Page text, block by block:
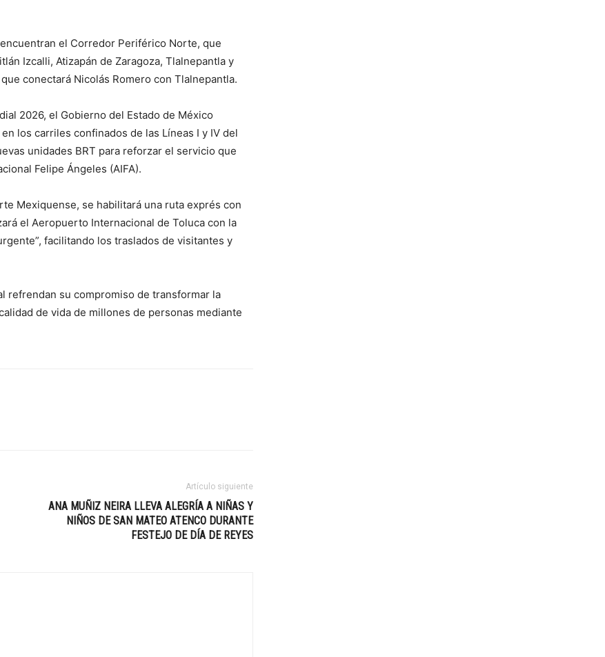
el Corredor Periférico Norte, que
Izcalli, Atizapán de Zaragoza, Tlalnepantla y
conectará Nicolás Romero con Tlalnepantla.
2026, el Gobierno del Estado de México
los carriles confinados de las Líneas I y IV del
unidades BRT para reforzar el servicio que
Felipe Ángeles (AIFA).
Mexiquense, se habilitará una ruta exprés con
el Aeropuerto Internacional de Toluca con la
facilitando los traslados de visitantes y
refrendan su compromiso de transformar la
de vida de millones de personas mediante
Artículo siguiente
ANA MUÑIZ NEIRA LLEVA ALEGRÍA A NIÑAS Y
NIÑOS DE SAN MATEO ATENCO DURANTE
FESTEJO DE DÍA DE REYES